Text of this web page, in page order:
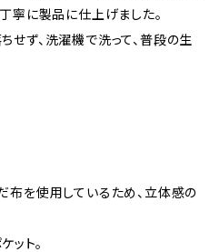
寧に製品に仕上げました。
ず、洗濯機で洗って、普段の生
布を使用しているため、立体感の
ト。